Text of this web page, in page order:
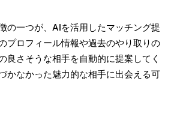
の一つが、AIを活用したマッチング提
プロフィール情報や過去のやり取りの
良さそうな相手を自動的に提案してく
かなかった魅力的な相手に出会える可